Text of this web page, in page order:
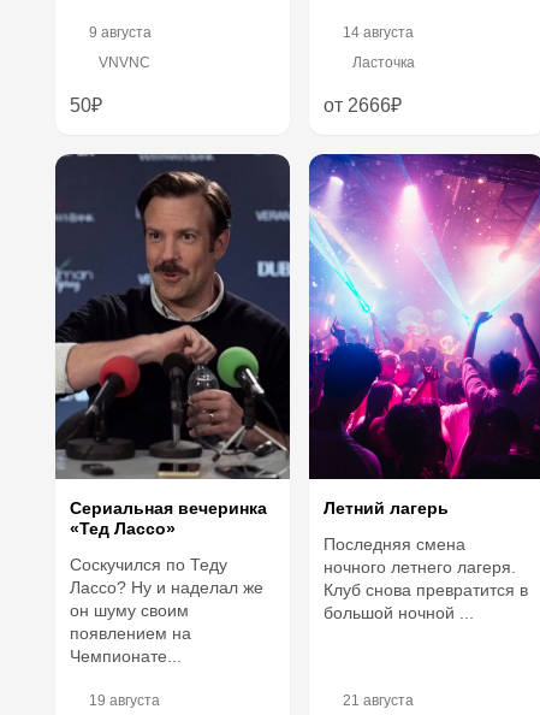
9 августа
VNVNC
50₽
14 августа
Ласточка
от 2666₽
Сериальная вечеринка
«Тед Лассо»
Соскучился по Теду
Лассо? Ну и наделал же
он шуму своим
появлением на
Чемпионате...
19 августа
Летний лагерь
Последняя смена
ночного летнего лагеря.
Клуб снова превратится в
большой ночной ...
21 августа